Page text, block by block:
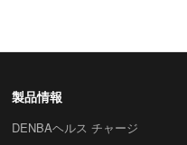
製品情報
DENBAヘルス チャージ